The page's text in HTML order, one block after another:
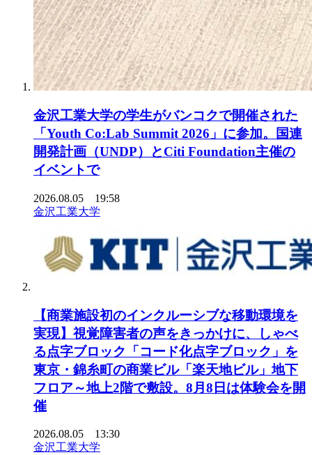
金沢工業大学の学生がバンコクで開催された
「Youth Co:Lab Summit 2026」に参加。国連
開発計画（UNDP）とCiti Foundation主催の
イベントで
2026.08.05 19:58
金沢工業大学
【商業施設初のインクルーシブな移動環境を
実現】視覚障害者の声をきっかけに、しゃべ
る点字ブロック「コード化点字ブロック」を
東京・錦糸町の商業ビル「楽天地ビル」地下
フロア～地上2階で敷設。8月8日は体験会を開
催
2026.08.05 13:30
金沢工業大学